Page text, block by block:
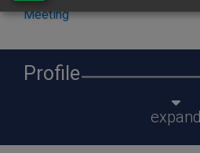
Meeting
Profile
expand